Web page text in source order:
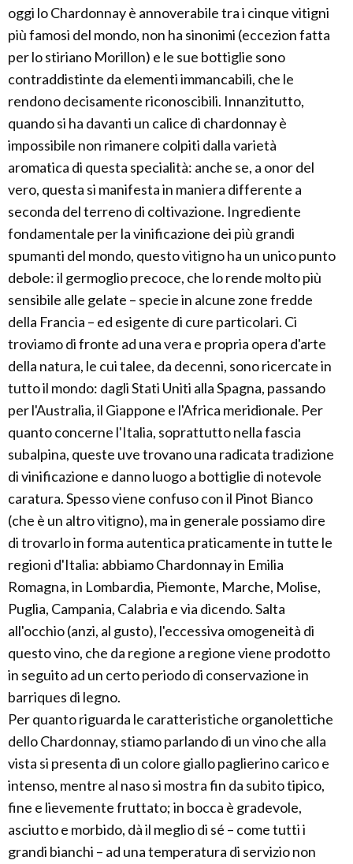
oggi lo Chardonnay è annoverabile tra i cinque vitigni
più famosi del mondo, non ha sinonimi (eccezion fatta
per lo stiriano Morillon) e le sue bottiglie sono
contraddistinte da elementi immancabili, che le
rendono decisamente riconoscibili. Innanzitutto,
quando si ha davanti un calice di chardonnay è
impossibile non rimanere colpiti dalla varietà
aromatica di questa specialità: anche se, a onor del
vero, questa si manifesta in maniera differente a
seconda del terreno di coltivazione. Ingrediente
fondamentale per la vinificazione dei più grandi
spumanti del mondo, questo vitigno ha un unico punto
debole: il germoglio precoce, che lo rende molto più
sensibile alle gelate – specie in alcune zone fredde
della Francia – ed esigente di cure particolari. Ci
troviamo di fronte ad una vera e propria opera d'arte
della natura, le cui talee, da decenni, sono ricercate in
tutto il mondo: dagli Stati Uniti alla Spagna, passando
per l'Australia, il Giappone e l'Africa meridionale. Per
quanto concerne l'Italia, soprattutto nella fascia
subalpina, queste uve trovano una radicata tradizione
di vinificazione e danno luogo a bottiglie di notevole
caratura. Spesso viene confuso con il Pinot Bianco
(che è un altro vitigno), ma in generale possiamo dire
di trovarlo in forma autentica praticamente in tutte le
regioni d'Italia: abbiamo Chardonnay in Emilia
Romagna, in Lombardia, Piemonte, Marche, Molise,
Puglia, Campania, Calabria e via dicendo. Salta
all'occhio (anzi, al gusto), l'eccessiva omogeneità di
questo vino, che da regione a regione viene prodotto
in seguito ad un certo periodo di conservazione in
barriques di legno.
Per quanto riguarda le caratteristiche organolettiche
dello Chardonnay, stiamo parlando di un vino che alla
vista si presenta di un colore giallo paglierino carico e
intenso, mentre al naso si mostra fin da subito tipico,
fine e lievemente fruttato; in bocca è gradevole,
asciutto e morbido, dà il meglio di sé – come tutti i
grandi bianchi – ad una temperatura di servizio non